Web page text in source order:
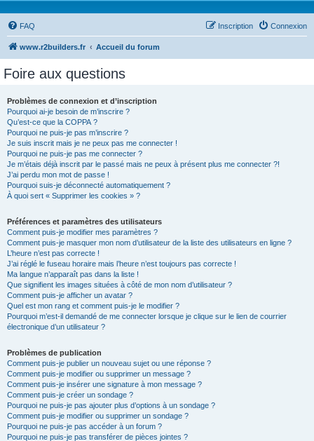
FAQ Connexion
Inscription
www.r2builders.fr Accueil du forum
Foire aux questions
Problèmes de connexion et d’inscription
Pourquoi ai-je besoin de m’inscrire ?
Qu’est-ce que la COPPA ?
Pourquoi ne puis-je pas m’inscrire ?
Je suis inscrit mais je ne peux pas me connecter !
Pourquoi ne puis-je pas me connecter ?
Je m’étais déjà inscrit par le passé mais ne peux à présent plus me connecter ?!
J’ai perdu mon mot de passe !
Pourquoi suis-je déconnecté automatiquement ?
À quoi sert « Supprimer les cookies » ?
Préférences et paramètres des utilisateurs
Comment puis-je modifier mes paramètres ?
Comment puis-je masquer mon nom d’utilisateur de la liste des utilisateurs en ligne ?
L’heure n’est pas correcte !
J’ai réglé le fuseau horaire mais l’heure n’est toujours pas correcte !
Ma langue n’apparaît pas dans la liste !
Que signifient les images situées à côté de mon nom d’utilisateur ?
Comment puis-je afficher un avatar ?
Quel est mon rang et comment puis-je le modifier ?
Pourquoi m’est-il demandé de me connecter lorsque je clique sur le lien de courrier
électronique d’un utilisateur ?
Problèmes de publication
Comment puis-je publier un nouveau sujet ou une réponse ?
Comment puis-je modifier ou supprimer un message ?
Comment puis-je insérer une signature à mon message ?
Comment puis-je créer un sondage ?
Pourquoi ne puis-je pas ajouter plus d’options à un sondage ?
Comment puis-je modifier ou supprimer un sondage ?
Pourquoi ne puis-je pas accéder à un forum ?
Pourquoi ne puis-je pas transférer de pièces jointes ?